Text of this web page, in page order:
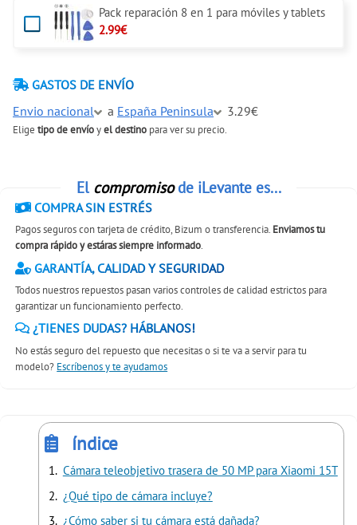
Pack reparación 8 en 1 para móviles y tablets
2.99€
GASTOS DE ENVÍO
Envio nacional
a España Peninsula 3.29€
Elige tipo de envíoyel destino para ver su precio.
El compromisode iLevante es...
COMPRA SIN ESTRÉS
Pagos seguros con tarjeta de crédito, Bizum o transferencia. Enviamos tu
compra rápido y estáras siempre informado.
GARANTÍA, CALIDAD Y SEGURIDAD
Todos nuestros repuestos pasan varios controles de calidad estrictos para
garantizar un funcionamiento perfecto.
¿TIENES DUDAS? HÁBLANOS!
No estás seguro del repuesto que necesitas o si te va a servir para tu
modelo? Escríbenos y te ayudamos
índice
Cámara teleobjetivo trasera de 50 MP para Xiaomi 15T
¿Qué tipo de cámara incluye?
¿Cómo saber si tu cámara está dañada?